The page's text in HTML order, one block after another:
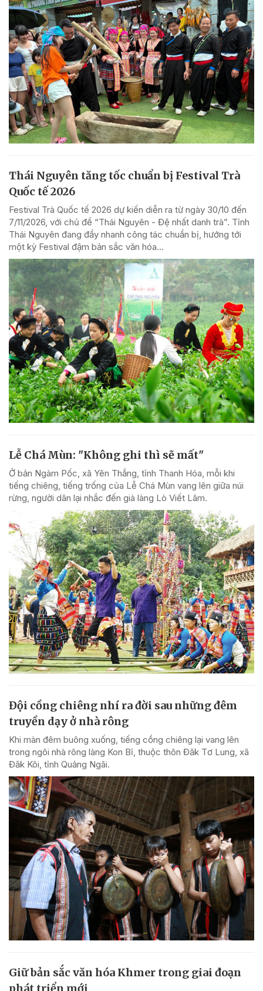
Thái Nguyên tăng tốc chuẩn bị Festival Trà
Quốc tế 2026
Festival Trà Quốc tế 2026 dự kiến diễn ra từ ngày 30/10 đến
7/11/2026, với chủ đề “Thái Nguyên - Đệ nhất danh trà”. Tỉnh
Thái Nguyên đang đẩy nhanh công tác chuẩn bị, hướng tới
một kỳ Festival đậm bản sắc văn hóa...
Lễ Chá Mùn: "Không ghi thì sẽ mất"
Ở bản Ngàm Pốc, xã Yên Thắng, tỉnh Thanh Hóa, mỗi khi
tiếng chiêng, tiếng trống của Lễ Chá Mùn vang lên giữa núi
rừng, người dân lại nhắc đến già làng Lò Viết Lâm.
Đội cồng chiêng nhí ra đời sau những đêm
truyền dạy ở nhà rông
Khi màn đêm buông xuống, tiếng cồng chiêng lại vang lên
trong ngôi nhà rông làng Kon Bỉ, thuộc thôn Đăk Tơ Lung, xã
Đăk Kôi, tỉnh Quảng Ngãi.
Giữ bản sắc văn hóa Khmer trong giai đoạn
phát triển mới